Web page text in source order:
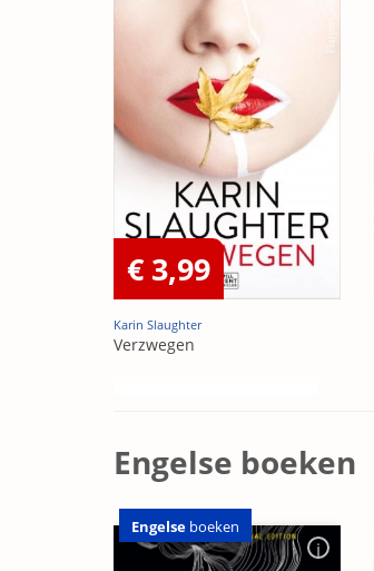
€ 3,99
Karin Slaughter
Verzwegen
Engelse boeken
Engelse boeken